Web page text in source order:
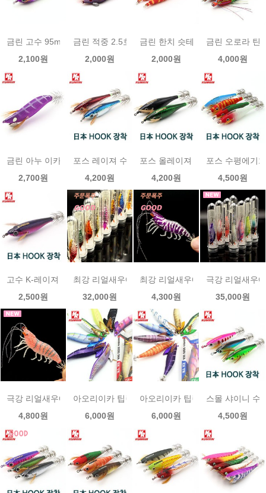
금린 고수 95mm 레이져 수평에기 1p
2,100원
금린 적중 2.5호 오모리그전용 1p
2,000원
금린 한치 슷테 2p 1set
2,000원
금린 오로라 틴
4,000원
금린 아누 이카 2.2호 1p
2,700원
포스 레이져 수평에기1p /금린
4,200원
포스 올레이져 수평에기1p /금린
4,200원
포스 수평에기
4,500원
고수 K-레이져 수평에기 1p /금린
2,500원
최강 리얼새우에기 세트8p set (신상품)/금린 리얼새
32,000원
최강 리얼새우에기1p (신상품)금
4,300원
극강 리얼새우
35,000원
극강 리얼새우에기1p원단(신상품)
4,800원
아오리이카 팁런에기 DX (3.0호/3.5호)/금린
6,000원
아오리이카 팁런에기 EX (3.0호/
6,000원
스몰 샤이니 수
4,500원